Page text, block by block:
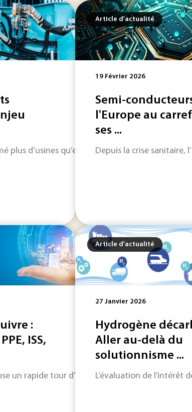
feront l'actualité industrielle dans les jours et
plus d’usines qu’elle n’en a ouvert pour la
Article d'actualité
19 Février 2026
Semi-
l'Europe au
ses ...
Depuis la crise sanitaire,
feront l'actualité industrielle dans les jours et
:
ISS,
un rapide tour d'horizon sur les informations
Article d'actualité
27 Janvier 2026
Hydrogène
Aller au-delà du
solutionnisme ...
L’évaluation de l’intérêt